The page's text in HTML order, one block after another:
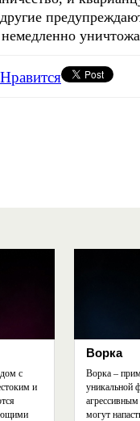
Нравится
с
и
Ворка
Ворка –
уникальной
могут